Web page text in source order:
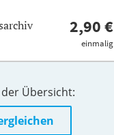
2,90 €
einmalig
Übersicht: